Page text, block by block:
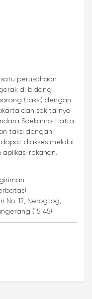
satu perusahaan
di bidang
(taksi) dengan
dan sekitarnya
Soekarno-Hatta.
taksi dengan
diakses melalui
aplikasi rekanan.
No. 12, Nerogtog,
(15145)